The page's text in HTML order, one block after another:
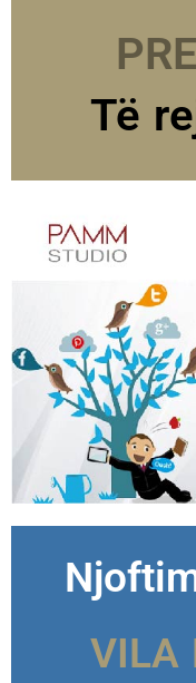
Të
VILA